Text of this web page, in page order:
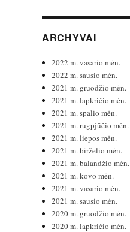
ARCHYVAI
2022 m. vasario mėn.
2022 m. sausio mėn.
2021 m. gruodžio mėn.
2021 m. lapkričio mėn.
2021 m. spalio mėn.
2021 m. rugpjūčio mėn.
2021 m. liepos mėn.
2021 m. birželio mėn.
2021 m. balandžio mėn.
2021 m. kovo mėn.
2021 m. vasario mėn.
2021 m. sausio mėn.
2020 m. gruodžio mėn.
2020 m. lapkričio mėn.